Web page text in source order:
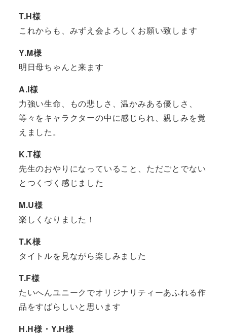
T.H様
これからも、みずえ会よろしくお願い致します
Y.M様
明日母ちゃんと来ます
A.I様
力強い生命、もの悲しさ、温かみある優しさ、
等々をキャラクターの中に感じられ、親しみを覚
えました。
K.T様
先生のおやりになっていること、ただごとでない
とつくづく感じました
M.U様
楽しくなりました！
T.K様
タイトルを見ながら楽しみました
T.F様
たいへんユニークでオリジナリティーあふれる作
品をすばらしいと思います
H.H様・Y.H様